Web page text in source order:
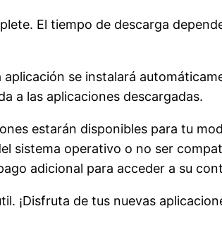
El tiempo de descarga
aplicación se instalará
a las aplicaciones descargadas.
estarán disponibles para tu
sistema operativo o no ser
adicional para acceder a su
¡Disfruta de tus nuevas